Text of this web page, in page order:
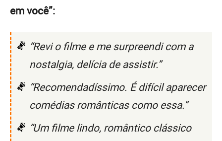
em você”:
“Revi o filme e me surpreendi com a
nostalgia, delícia de assistir.”
“Recomendadíssimo. É difícil aparecer
comédias românticas como essa.”
“Um filme lindo, romântico clássico